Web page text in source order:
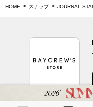
HOME スナップ JOURNAL